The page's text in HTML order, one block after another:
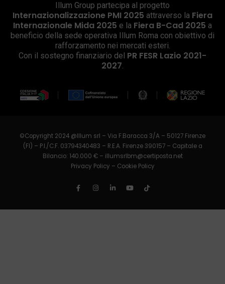
Illum Group partecipa al progetto
Internazionalizzazione PMI 2025 attraverso la Fiera
Internazionale Mida 2025 e la Fiera B-Cad 2025 a
beneficio della sede operativa Illum Roma con obiettivo di
rafforzamento nei mercati esteri.
Con il sostegno finanziario del PR FESR Lazio 2021-
2027.
©Copyright 2024 @Illum srl – Via F.Baracca 3/A – 50127 Firenze
(FI) – P.I./C.F. 03794340483 – R.E.A. Firenze 390157 – Capitale a
Bilancio: 140.000 € – illumsrlbm@certiposta.net
Privacy Policy – Cookie Policy